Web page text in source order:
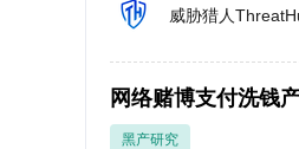
威胁猎人
网络赌博支付洗钱
黑产研究